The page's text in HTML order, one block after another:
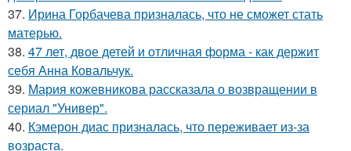
37. Ирина Горбачева призналась, что не сможет стать
матерью.
38. 47 лет, двое детей и отличная форма - как держит
себя Анна Ковальчук.
39. Мария кожевникова рассказала о возвращении в
сериал "Универ".
40. Кэмерон диас призналась, что переживает из-за
возраста.